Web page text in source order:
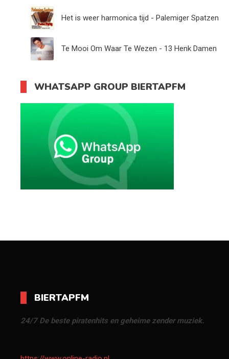
Het is weer harmonica tijd - Palemiger Spatzen
Te Mooi Om Waar Te Wezen - 13 Henk Damen
WHATSAPP GROUP BIERTAPFM
BIERTAPFM
24/7 De beste piratenhits en geheime zender muziek.